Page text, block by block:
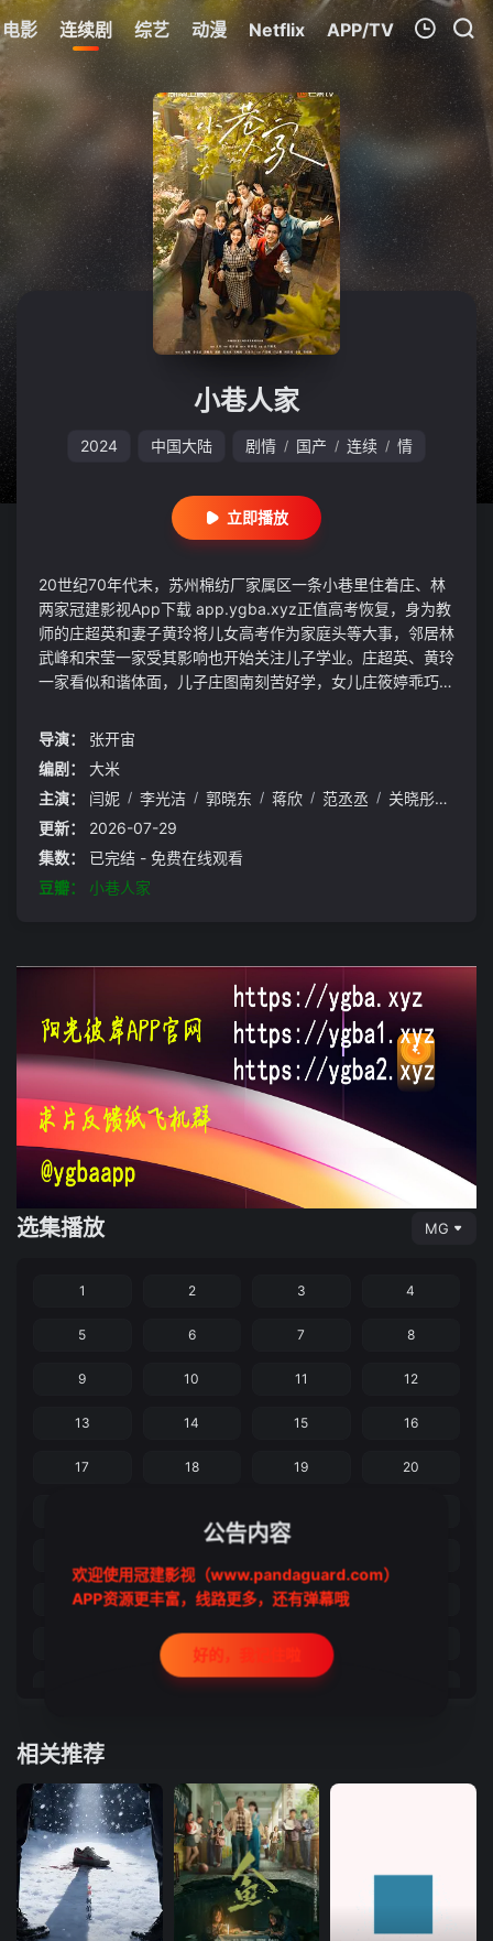
电影 连续剧 综艺 动漫 Netflix APP/TV
我的观影记录
暂无观看影片的记录
小巷人家
2024 中国大陆 剧情 / 国产 / 连续 / 情
立即播放
20世纪70年代末，苏州棉纺厂家属区一条小巷里住着庄、林
两家冠建影视App下载 app.ygba.xyz正值高考恢复，身为教
师的庄超英和妻子黄玲将儿女高考作为家庭头等大事，邻居林
武峰和宋莹一家受其影响也开始关注儿子学业。庄超英、黄玲
一家看似和谐体面，儿子庄图南刻苦好学，女儿庄筱婷乖巧懂
一家看似我行我素，儿子林栋哲异常顽皮，实则夫妻间相互扶
代变迁，举家到广州寻找新的机遇，从小青梅竹马的庄筱婷与
林栋哲分开后发现对彼此的心意，相约考入同一所大学，在毕
业时面临家庭与现实的阻碍仍坚定地选择了对方，庄图南和李
佳辗转多年后也终成眷属。
导演：
张开宙
编剧：
大米
主演：
闫妮 / 李光洁 / 郭晓东 / 蒋欣 / 范丞丞 / 关晓彤
更新：
2026-07-29
集数：
已完结 - 免费在线观看
豆瓣：
小巷人家
选集播放 MG
1 2 3 4
5 6 7 8
9 10 11 12
13 14 15 16
17 18 19 20
29 30 31
34
38 39
彩蛋9 彩10 彩11
彩13 彩14 彩15
彩17 彩19
相关推荐
公告内容
欢迎使用冠建影视（www.pandaguard.com）
APP资源更丰富，线路更多，还有弹幕哦
好的，我记住啦